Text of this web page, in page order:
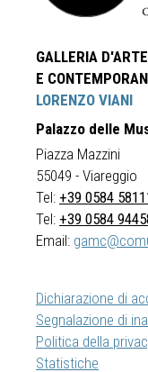
GALLERIA
E
LORENZO VIANI
Palazzo delle
Piazza Mazzini
55049 - Viareggio
Tel: +39 0584
Tel: +39 0584
Email:
Dichiarazione di
Segnalazione di
Politica della
Statistiche